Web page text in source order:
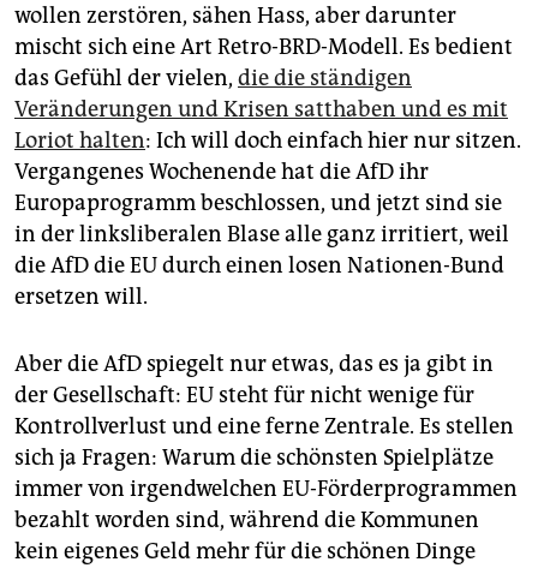
wollen zerstören, sähen Hass, aber darunter
mischt sich eine Art Retro-BRD-Modell. Es bedient
das Gefühl der vielen, die die ständigen
Veränderungen und Krisen satthaben und es mit
Loriot halten: Ich will doch einfach hier nur sitzen.
Vergangenes Wochenende hat die AfD ihr
Europaprogramm beschlossen, und jetzt sind sie
in der linksliberalen Blase alle ganz irritiert, weil
die AfD die EU durch einen losen Nationen-Bund
ersetzen will.
Aber die AfD spiegelt nur etwas, das es ja gibt in
der Gesellschaft: EU steht für nicht wenige für
Kontrollverlust und eine ferne Zentrale. Es stellen
sich ja Fragen: Warum die schönsten Spielplätze
immer von irgendwelchen EU-Förderprogrammen
bezahlt worden sind, während die Kommunen
kein eigenes Geld mehr für die schönen Dinge